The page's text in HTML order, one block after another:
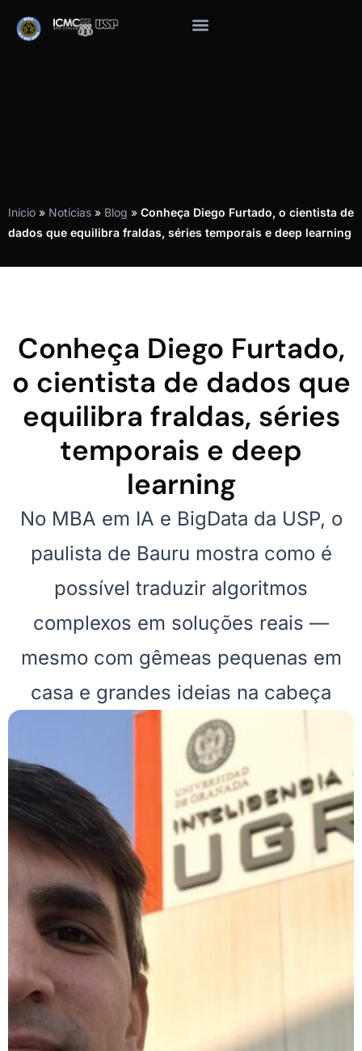
Início » Notícias » Blog » Conheça Diego Furtado, o cientista de
dados que equilibra fraldas, séries temporais e deep learning
Conheça Diego Furtado,
o cientista de dados que
equilibra fraldas, séries
temporais e deep
learning
No MBA em IA e BigData da USP, o
paulista de Bauru mostra como é
possível traduzir algoritmos
complexos em soluções reais —
mesmo com gêmeas pequenas em
casa e grandes ideias na cabeça